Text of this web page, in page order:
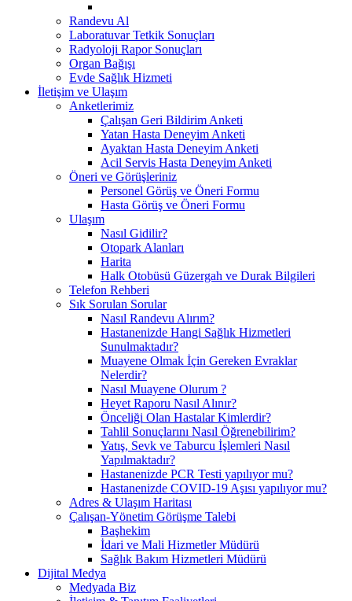
Randevu Al
Laboratuvar Tetkik Sonuçları
Radyoloji Rapor Sonuçları
Organ Bağışı
Evde Sağlık Hizmeti
İletişim ve Ulaşım
Anketlerimiz
Çalışan Geri Bildirim Anketi
Yatan Hasta Deneyim Anketi
Ayaktan Hasta Deneyim Anketi
Acil Servis Hasta Deneyim Anketi
Öneri ve Görüşleriniz
Personel Görüş ve Öneri Formu
Hasta Görüş ve Öneri Formu
Ulaşım
Nasıl Gidilir?
Otopark Alanları
Harita
Halk Otobüsü Güzergah ve Durak Bilgileri
Telefon Rehberi
Sık Sorulan Sorular
Nasıl Randevu Alırım?
Hastanenizde Hangi Sağlık Hizmetleri
Sunulmaktadır?
Muayene Olmak İçin Gereken Evraklar
Nelerdir?
Nasıl Muayene Olurum ?
Heyet Raporu Nasıl Alınır?
Önceliği Olan Hastalar Kimlerdir?
Tahlil Sonuçlarını Nasıl Öğrenebilirim?
Yatış, Sevk ve Taburcu İşlemleri Nasıl
Yapılmaktadır?
Hastanenizde PCR Testi yapılıyor mu?
Hastanenizde COVID-19 Aşısı yapılıyor mu?
Adres & Ulaşım Haritası
Çalışan-Yönetim Görüşme Talebi
Başhekim
İdari ve Mali Hizmetler Müdürü
Sağlık Bakım Hizmetleri Müdürü
Dijital Medya
Medyada Biz